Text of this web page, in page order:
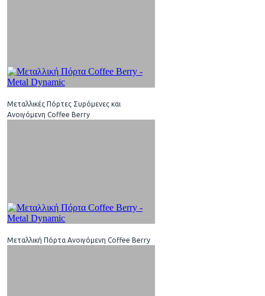
Μεταλλικές Πόρτες Συρόμενες και
Ανοιγόμενη Coffee Berry
Μεταλλική Πόρτα Ανοιγόμενη Coffee Berry